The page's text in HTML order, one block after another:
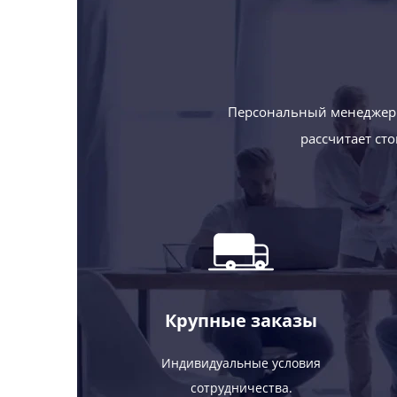
Персональный
рассчитает
Крупные заказы
Индивидуальные условия
сотрудничества.